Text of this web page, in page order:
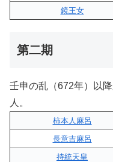
鏡王女
第二期
壬申の乱（672年）以
人。
柿本人麻呂
長意吉麻呂
持統天皇